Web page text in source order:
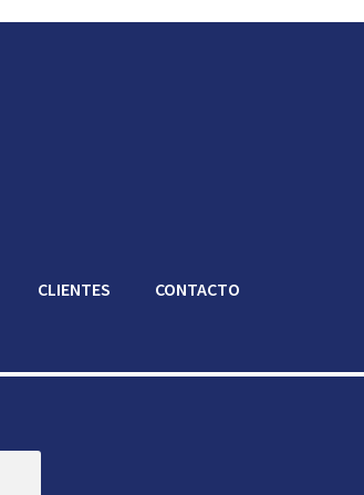
CLIENTES CONTACTO